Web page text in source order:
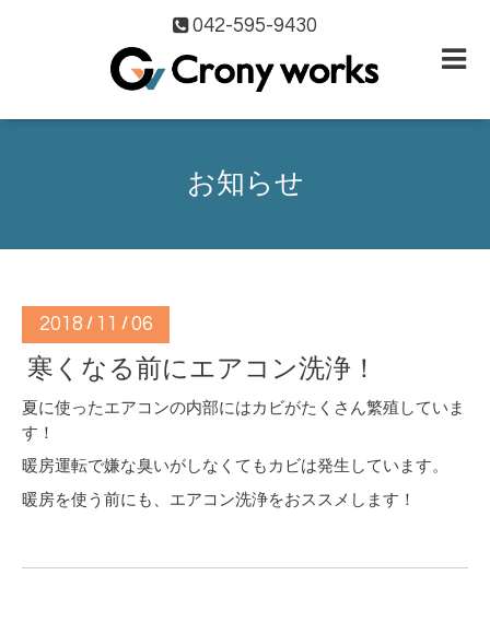
042-595-9430
お知らせ
2018 / 11 / 06
寒くなる前にエアコン洗浄！
夏に使ったエアコンの内部にはカビがたくさん繁殖していま
す！
暖房運転で嫌な臭いがしなくてもカビは発生しています。
暖房を使う前にも、エアコン洗浄をおススメします！